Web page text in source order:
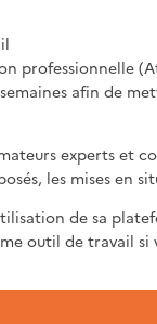
professionnelle
afin de
experts et
les mises en
de sa
outil de travail si